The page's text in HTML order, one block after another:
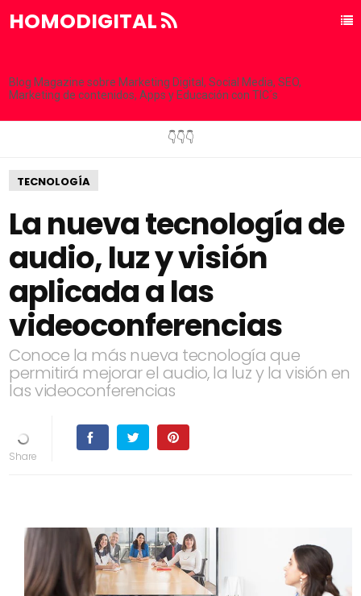
HOMODIGITAL
Blog Magazine sobre Marketing Digital, Social Media, SEO,
Marketing de contenidos, Apps y Educación con TIC´s
👇👇👇
TECNOLOGÍA
La nueva tecnología de
audio, luz y visión
aplicada a las
videoconferencias
Conoce la más nueva tecnología que
permitirá mejorar el audio, la luz y la visión en
las videoconferencias